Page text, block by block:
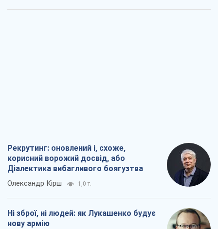
Рекрутинг: оновлений і, схоже,
корисний ворожий досвід, або
Діалектика вибагливого боягузтва
Олександр Кірш 1,0 т.
Ні зброї, ні людей: як Лукашенко будує
нову армію